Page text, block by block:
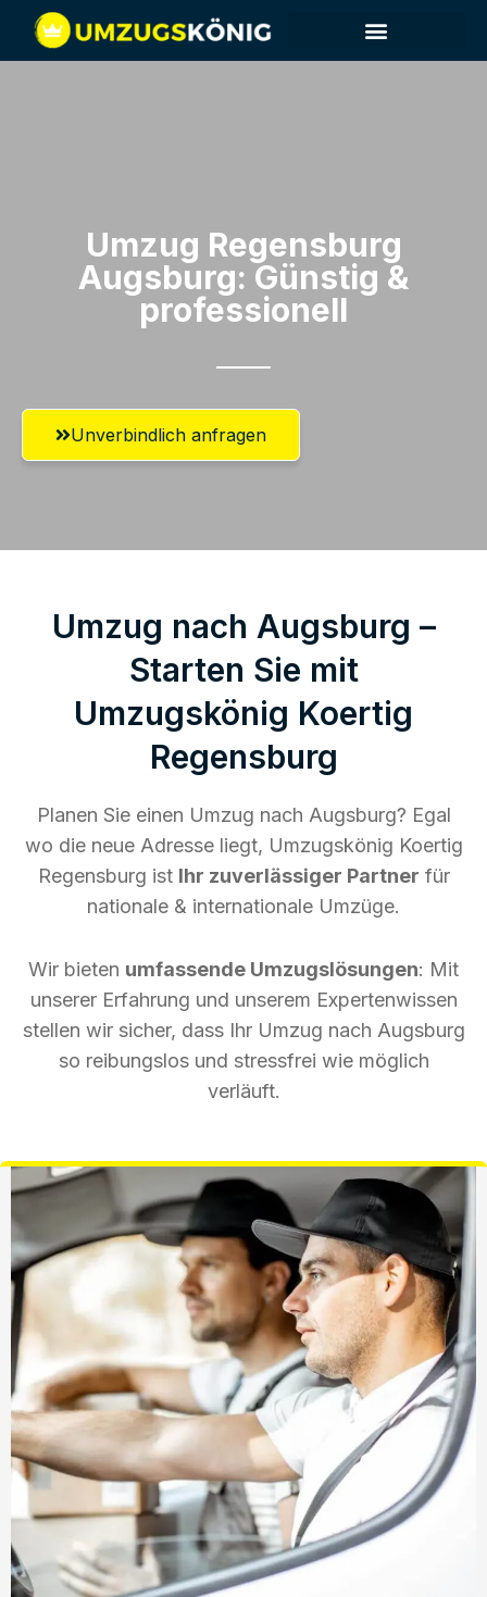
Umzug Regensburg​
Augsburg: Günstig &
professionell​
Unverbindlich anfragen
Umzug nach Augsburg –
Starten Sie mit
Umzugskönig Koertig
Regensburg
Planen Sie einen Umzug nach Augsburg? Egal
wo die neue Adresse liegt, Umzugskönig Koertig
Regensburg ist Ihr zuverlässiger Partner für
nationale & internationale Umzüge.
Wir bieten umfassende Umzugslösungen: Mit
unserer Erfahrung und unserem Expertenwissen
stellen wir sicher, dass Ihr Umzug nach Augsburg
so reibungslos und stressfrei wie möglich
verläuft.